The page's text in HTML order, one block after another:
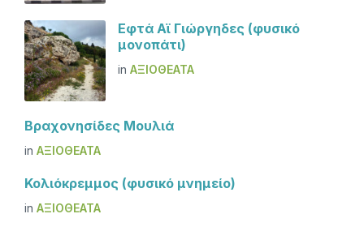
Εφτά Αϊ Γιώργηδες (φυσικό
μονοπάτι)
in ΑΞΙΟΘΈΑΤΑ
Βραχονησίδες Μουλιά
in ΑΞΙΟΘΈΑΤΑ
Κολιόκρεμμος (φυσικό μνημείο)
in ΑΞΙΟΘΈΑΤΑ